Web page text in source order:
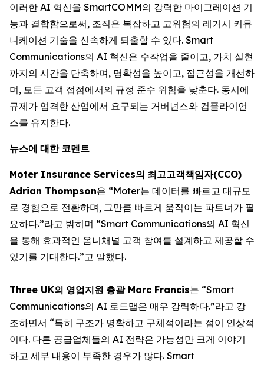
이러한 AI 혁신을 SmartCOMM의 강력한 마이그레이션 기
능과 결합함으로써, 조직은 복잡하고 고위험의 레거시 커뮤
니케이션 기술을 신속하게 퇴출할 수 있다. Smart
Communications의 AI 혁신은 수작업을 줄이고, 가치 실현
까지의 시간을 단축하며, 명확성을 높이고, 접근성을 개선하
며, 모든 고객 접점에서의 규정 준수 위험을 낮춘다. 동시에
규제가 엄격한 산업에서 요구되는 거버넌스와 컴플라이언
스를 유지한다.
뉴스에 대한 코멘트
Moter Insurance Services의 최고고객책임자(CCO)
Adrian Thompson은 “Moter는 데이터를 빠르고 대규모
로 경험으로 전환하며, 그만큼 빠르게 움직이는 파트너가 필
요하다.”라고 밝히며 “Smart Communications의 AI 혁신
을 통해 효과적인 옴니채널 고객 참여를 설계하고 제공할 수
있기를 기대한다.”고 말했다.
Three UK의 영업지원 총괄Marc Francis는 “Smart
Communications의 AI 로드맵은 매우 강력하다.”라고 강
조하면서 “특히 구조가 명확하고 구체적이라는 점이 인상적
이다. 다른 공급업체들의 AI 전략은 가능성만 크게 이야기
하고 세부 내용이 부족한 경우가 많다. Smart